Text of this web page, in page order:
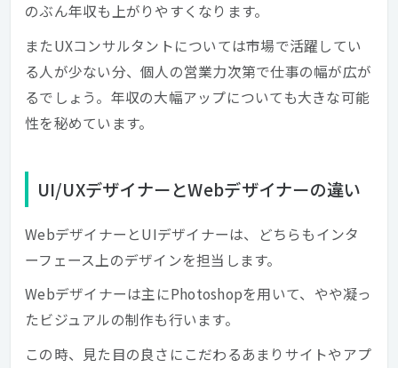
のぶん年収も上がりやすくなります。
またUXコンサルタントについては市場で活躍してい
る人が少ない分、個人の営業力次第で仕事の幅が広が
るでしょう。年収の大幅アップについても大きな可能
性を秘めています。
UI/UXデザイナーとWebデザイナーの違い
WebデザイナーとUIデザイナーは、どちらもインタ
ーフェース上のデザインを担当します。
Webデザイナーは主にPhotoshopを用いて、やや凝っ
たビジュアルの制作も行います。
この時、見た目の良さにこだわるあまりサイトやアプ